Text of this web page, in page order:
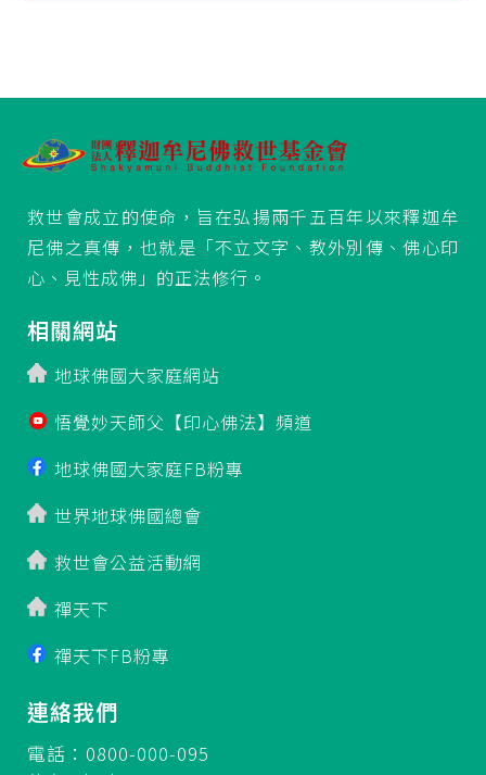
救世會成立的使命，旨在弘揚兩千五百年以來釋迦牟
尼佛之真傳，也就是「不立文字、教外別傳、佛心印
心、見性成佛」的正法修行。
相關網站
地球佛國大家庭網站
悟覺妙天師父【印心佛法】頻道
地球佛國大家庭FB粉專
世界地球佛國總會
救世會公益活動網
禪天下
禪天下FB粉專
連絡我們
電話：0800-000-095